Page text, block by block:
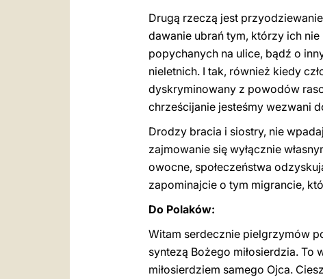
Drugą rzeczą jest
dawanie ubrań tym, którzy ich
popychanych na ulice, bądź o
nieletnich. I tak, również kiedy
dyskryminowany z powodów
chrześcijanie jesteśmy wezwani
Drodzy bracia i siostry, nie
zajmowanie się wyłącznie
owocne, społeczeństwa
zapominajcie o tym migrancie,
Do Polaków:
Witam serdecznie pielgrzymów
syntezą Bożego miłosierdzia.
miłosierdziem samego Ojca.